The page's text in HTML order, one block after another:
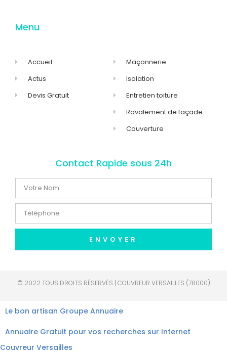
Menu
Accueil
Actus
Devis Gratuit
Maçonnerie
Isolation
Entretien toiture
Ravalement de façade
Couverture
Contact Rapide sous 24h
ENVOYER
© 2022 TOUS DROITS RÉSERVÉS | COUVREUR VERSAILLES (78000)
Le bon artisan Groupe Annuaire
Annuaire Gratuit pour vos recherches sur Internet
Couvreur Versailles